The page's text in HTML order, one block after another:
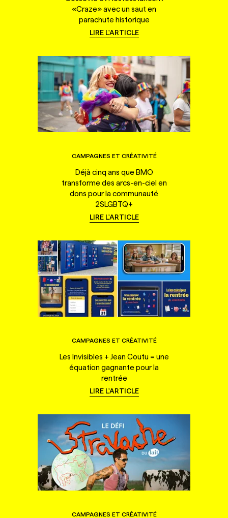
«Craze» avec un saut en
parachute historique
LIRE L'ARTICLE
CAMPAGNES ET CRÉATIVITÉ
Déjà cinq ans que BMO
transforme des arcs-en-ciel en
dons pour la communauté
2SLGBTQ+
LIRE L'ARTICLE
CAMPAGNES ET CRÉATIVITÉ
Les Invisibles + Jean Coutu = une
équation gagnante pour la
rentrée
LIRE L'ARTICLE
CAMPAGNES ET CRÉATIVITÉ